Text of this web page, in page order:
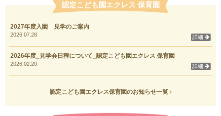
認定こども園エクレス 保育園
2027年度入園 見学のご案内
2026.07.28 詳細
2026年度_見学会日程について_認定こども園エクレス 保育園
2026.02.20 詳細
認定こども園エクレス保育園のお知らせ一覧